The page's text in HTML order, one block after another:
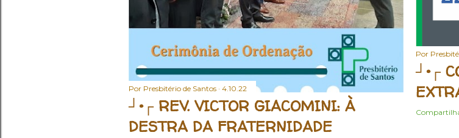
Por
┘•┌
Por Presbitério de Santos 4.10.22
┘•┌ REV. VICTOR GIACOMINI: À
DESTRA DA FRATERNIDADE